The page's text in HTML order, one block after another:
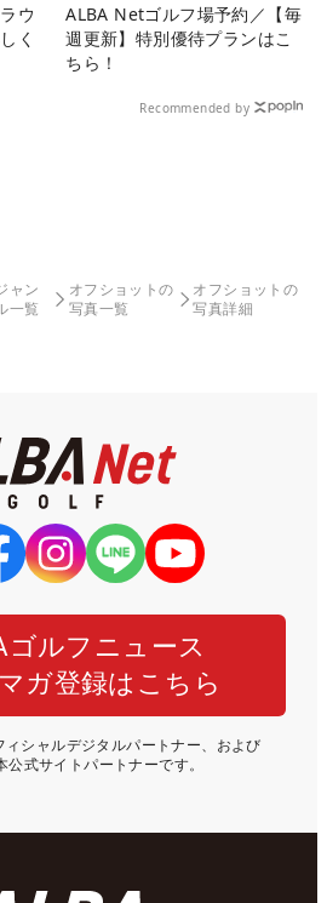
ウ
く
ALBA Netゴルフ場予約／【毎
週更新】特別優待プランはこ
ちら！
Recommended by
ャン
一覧
オフショットの
写真一覧
オフショットの
写真詳細
ゴルフニュース
ガ登録はこちら
ィシャルデジタルパートナー、および
公式サイトパートナーです。